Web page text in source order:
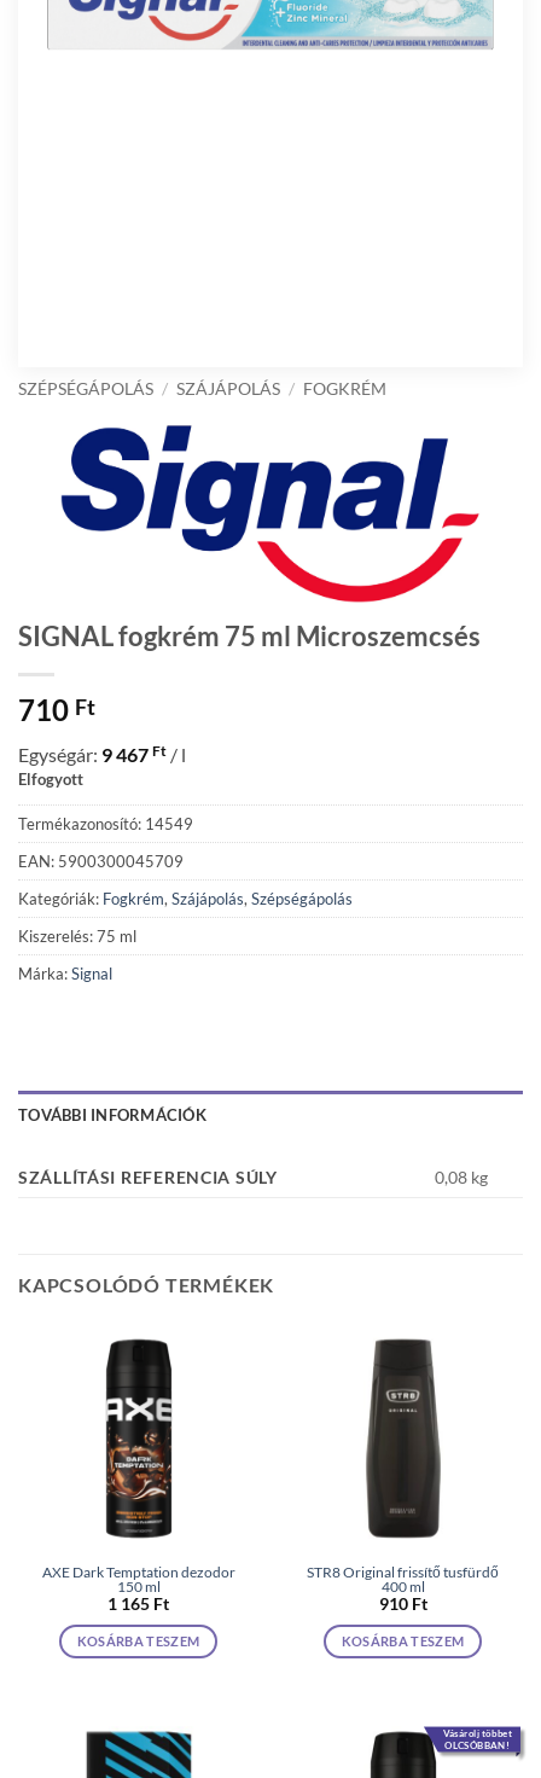
SZÉPSÉGÁPOLÁS / SZÁJÁPOLÁS / FOGKRÉM
SIGNAL fogkrém 75 ml Microszemcsés
710 Ft
Egységár: 9 467 Ft / l
Elfogyott
Termékazonosító: 14549
EAN: 5900300045709
Kategóriák: Fogkrém, Szájápolás, Szépségápolás
Kiszerelés: 75 ml
Márka:Signal
TOVÁBBI INFORMÁCIÓK
SZÁLLÍTÁSI REFERENCIA SÚLY 0,08 kg
KAPCSOLÓDÓ TERMÉKEK
AXE Dark Temptation dezodor
150 ml
1 165 Ft
KOSÁRBA TESZEM
STR8 Original frissítő tusfürdő
400 ml
910 Ft
KOSÁRBA TESZEM
Vásárolj többet
OLCSÓBBAN!